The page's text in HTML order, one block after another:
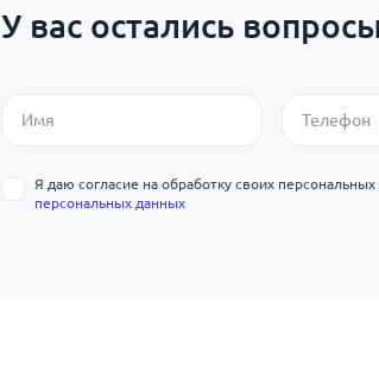
У вас остались
Я даю согласие на обработку своих
персональных данных